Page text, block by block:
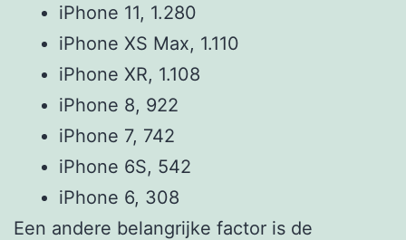
iPhone 11, 1.280
iPhone XS Max, 1.110
iPhone XR, 1.108
iPhone 8, 922
iPhone 7, 742
iPhone 6S, 542
iPhone 6, 308
Een andere belangrijke factor is de